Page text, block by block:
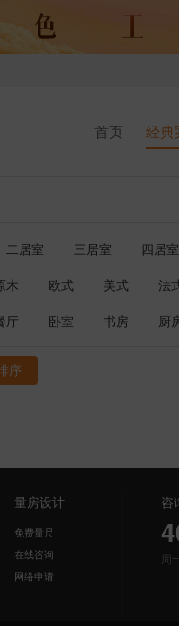
首页 经典
二居室 三居室
四居室
木 欧式 美式
法
厅 卧室 书房 厨
序
量房设计
免费量尺
在线咨询
网络申请
咨
周